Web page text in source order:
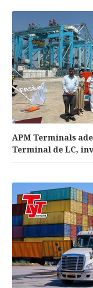
APM Terminals
Terminal de LC,